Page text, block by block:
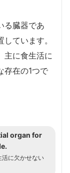
る臓器であ
ています。
主に食生活に
存在の1つで
organ for
活に欠かせない